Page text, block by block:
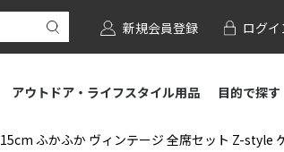
新規会員登録 ログイ
アウトドア・ライフスタイル用品 目的で探す
ふかふか ヴィンテージ 全席セット Z-style